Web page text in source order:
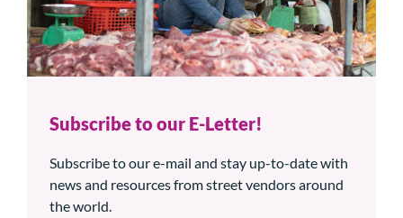
Subscribe to our E-Letter!
Subscribe to our e-mail and stay up-to-date with
news and resources from street vendors around
the world.